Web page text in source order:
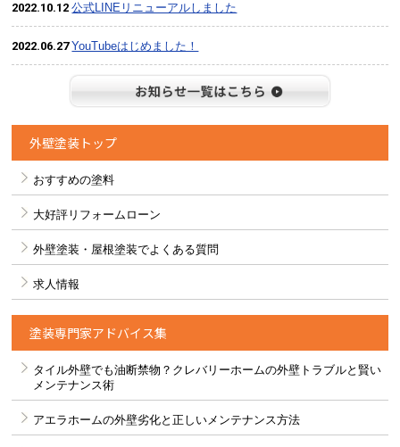
2022.10.12公式LINEリニューアルしました
2022.06.27YouTubeはじめました！
外壁塗装トップ
おすすめの塗料
大好評リフォームローン
外壁塗装・屋根塗装でよくある質問
求人情報
塗装専門家アドバイス集
タイル外壁でも油断禁物？クレバリーホームの外壁トラブルと賢い
メンテナンス術
アエラホームの外壁劣化と正しいメンテナンス方法